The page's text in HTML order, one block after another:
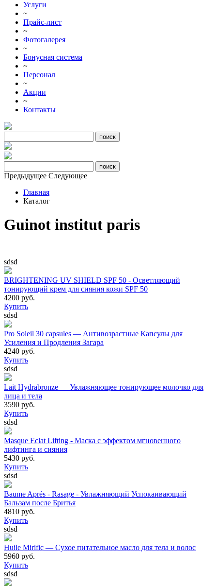
Услуги
~
Прайс-лист
~
Фотогалерея
~
Бонусная система
~
Персонал
~
Акции
~
Контакты
Предыдущее Следующее
Главная
Каталог
Guinot institut paris
sdsd
BRIGHTENING UV SHIELD SPF 50 - Осветляющий
тонирующий крем для сияния кожи SPF 50
4200 руб.
Купить
sdsd
Pro Soleil 30 capsules — Антивозрастные Капсулы для
Усиления и Продления Загара
4240 руб.
Купить
sdsd
Lait Hydrabronze — Увлажняющее тонирующее молочко для
лица и тела
3590 руб.
Купить
sdsd
Masque Eclat Lifting - Маска с эффектом мгновенного
лифтинга и сияния
5430 руб.
Купить
sdsd
Baume Aprés - Rasage - Увлажняющий Успокаивающий
Бальзам после Бритья
4810 руб.
Купить
sdsd
Huile Mirific — Сухое питательное масло для тела и волос
5960 руб.
Купить
sdsd